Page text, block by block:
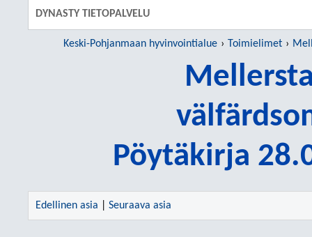
DYNASTY TIETOPALVELU
Keski-Pohjanmaan hyvinvointialue Toimielimet
Pöytäkirja
Edellinen asia Seuraava asia